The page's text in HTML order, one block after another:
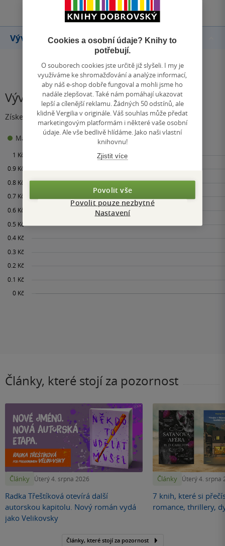
Vývoj ceny
Vývoj ceny
Získejte přehled o vývoji ceny za posledních 60 dní.
Maloobchodní cena Minimální prodejní cena: 0 Kč
Články, které stojí za pozornost
Články Úterý 4. srpna 2026
Radka Třeštíková otevírá další
autorskou kapitolu. Nový román vydá
jako Velikovsky
Články Úterý 4. srpna
7 knih, které si
romance, thrillery,
Články, které stojí za pozornost
Cookies a osobní údaje? Knihy to
potřebují.
O souborech cookies jste určitě již slyšeli. I my je
využíváme ke shromažďování a analýze informací,
aby náš e-shop dobře fungoval a mohli jsme ho
nadále zlepšovat. Také nám pomáhají ukazovat
lepší a cílenější reklamu. Žádných 50 odstínů, ale
klidně Vergilia v originále. Váš souhlas může předat
marketingovým platformám i některé vaše osobní
údaje. Ale vše bedlivě hlídáme. Jako naši vlastní
knihovnu!
Zjistit více
Povolit vše
Povolit pouze nezbytné
Nastavení